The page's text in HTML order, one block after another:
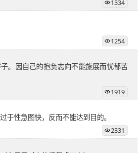
1334
1254
。因自己的抱负志向不能施展而忧郁苦
1919
于性急图快，反而不能达到目的。
2331